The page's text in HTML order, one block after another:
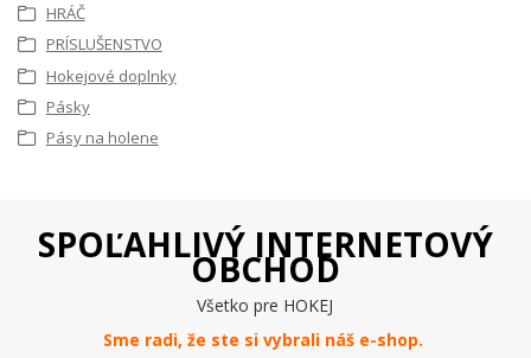
HRÁČ
PRÍSLUŠENSTVO
Hokejové doplnky
Pásky
Pásy na holene
SPOĽAHLIVÝ INTERNETOVÝ
OBCHOD
Všetko pre HOKEJ
Sme radi, že ste si vybrali náš e-shop.